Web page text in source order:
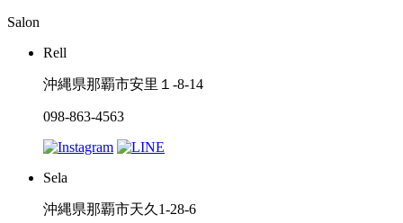
Salon
Rell
沖縄県那覇市安里１-8-14
098-863-4563
Sela
沖縄県那覇市天久1-28-6